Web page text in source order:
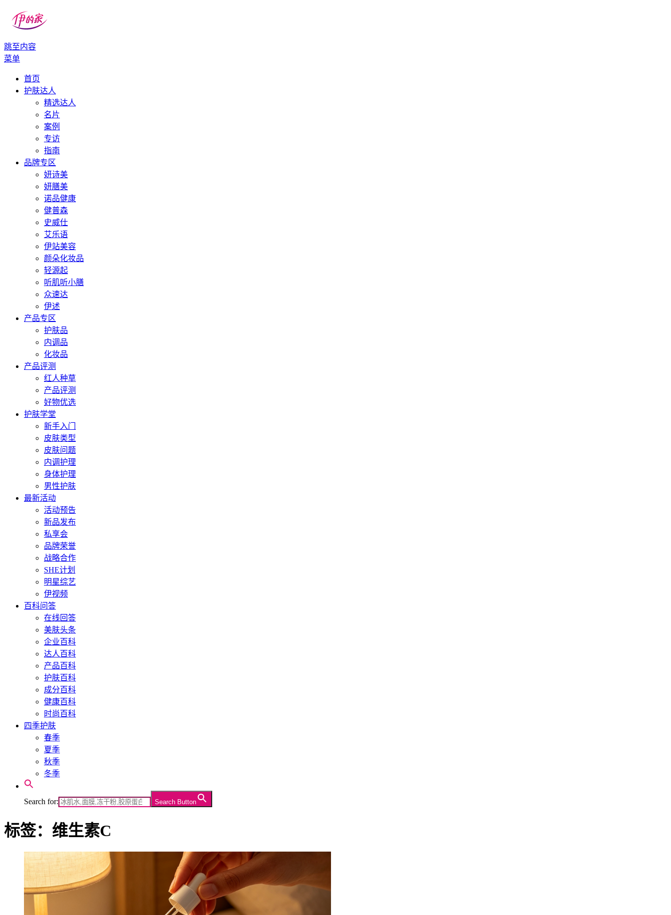
伊的家
伊的家护肤社区官网
跳至内容
菜单
首页
护肤达人
精选达人
名片
案例
专访
指南
品牌专区
妍诗美
妍膳美
诺品健康
健普森
史威仕
艾乐语
伊站美容
颜朵化妆品
轻源起
听肌听小膳
众速达
伊述
产品专区
护肤品
内调品
化妆品
产品评测
红人种草
产品评测
好物优选
护肤学堂
新手入门
皮肤类型
皮肤问题
内调护理
身体护理
男性护肤
最新活动
活动预告
新品发布
私享会
品牌荣誉
战略合作
SHE计划
明星综艺
伊视频
百科问答
在线回答
美肤头条
企业百科
达人百科
产品百科
护肤百科
成分百科
健康百科
时尚百科
四季护肤
春季
夏季
秋季
冬季
Search for: Search Button
标签：维生素C